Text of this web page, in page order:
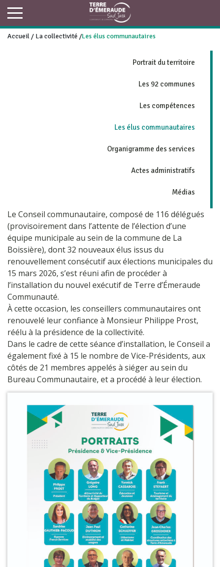
Accueil / La collectivité /Les élus communautaires
Portrait du territoire
Les 92 communes
Les compétences
Les élus communautaires
Organigramme des services
Actes administratifs
Médias
Le Conseil communautaire, composé de 116 délégués
(provisoirement dans l’attente de l’élection d’une
équipe municipale au sein de la commune de La
Boissière), dont 32 nouveaux élus issus du
renouvellement consécutif aux élections municipales du
15 mars 2026, s’est réuni afin de procéder à
l’installation du nouvel exécutif de Terre d’Émeraude
Communauté.
À cette occasion, les conseillers communautaires ont
renouvelé leur confiance à Monsieur Philippe Prost,
réélu à la présidence de la collectivité.
Dans le cadre de cette séance d’installation, le Conseil a
également fixé à 15 le nombre de Vice-Présidents, aux
côtés de 21 membres appelés à siéger au sein du
Bureau Communautaire, et a procédé à leur élection.